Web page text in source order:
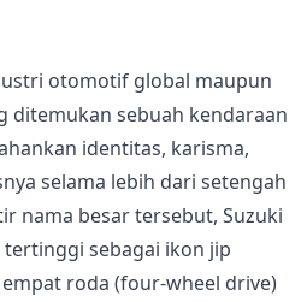
otomotif global maupun
ditemukan sebuah kendaraan
identitas, karisma,
selama lebih dari setengah
nama besar tersebut, Suzuki
sebagai ikon jip
roda (four-wheel drive)